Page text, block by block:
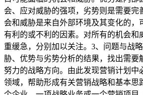
会、应对威胁的强项，劣势则是需要完
会和威胁是来自外部环境及其变化的，
有利的或不利的因素。对所有的机会和
重缓急，分别加以关注。3、问题与战
胁、优势与劣势分析的结果，找出需要
努力的战略方向。由此发现营销计划中
领域，帮助形成有关营销战略和基本思